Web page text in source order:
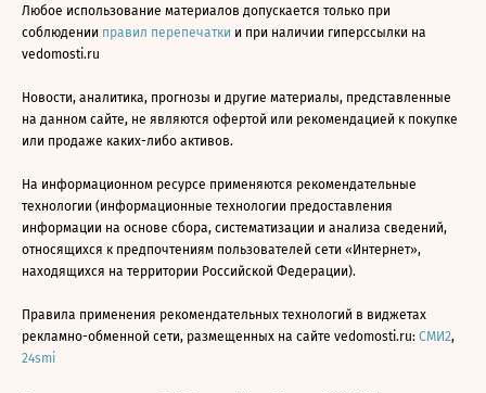
Любое использование материалов допускается только при
соблюдении правил перепечатки и при наличии гиперссылки на
vedomosti.ru
Новости, аналитика, прогнозы и другие материалы, представленные
на данном сайте, не являются офертой или рекомендацией к покупке
или продаже каких-либо активов.
На информационном ресурсе применяются рекомендательные
технологии (информационные технологии предоставления
информации на основе сбора, систематизации и анализа сведений,
относящихся к предпочтениям пользователей сети «Интернет»,
находящихся на территории Российской Федерации).
Правила применения рекомендательных технологий в виджетах
рекламно-обменной сети, размещенных на сайте vedomosti.ru: СМИ2,
24smi